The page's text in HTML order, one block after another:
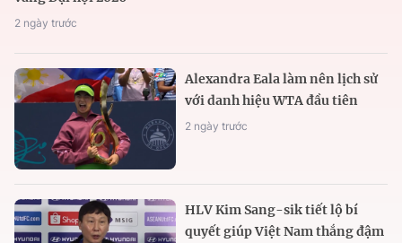
2 ngày trước
Alexandra Eala làm nên lịch sử
với danh hiệu WTA đầu tiên
2 ngày trước
HLV Kim Sang-sik tiết lộ bí
quyết giúp Việt Nam thắng đậm